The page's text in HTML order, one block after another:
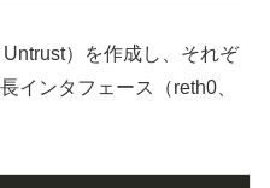
）を作成し、それぞ
インタフェース（reth0、